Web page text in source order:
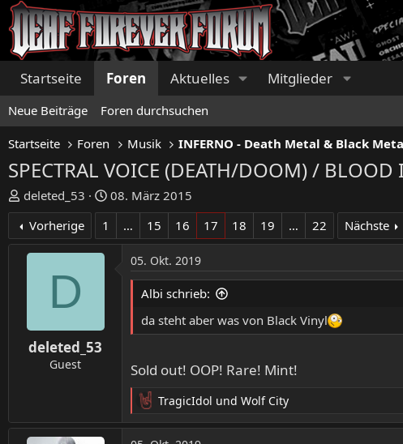
Startseite Foren Aktuelles Mitglieder
Neue Beiträge Foren durchsuchen
Startseite Foren Musik INFERNO - Death Metal & Black
SPECTRAL VOICE (DEATH/DOOM) / BLOOD
E
r
t
r
deleted_53
E
r
t
08. März 2015
Vorherige
1 … 15 16 17 18 19 … 22 Nächste
D
deleted_53
Guest
05. Okt. 2019
Albi schrieb:
da steht aber was von Black Vinyl
Sold out! OOP! Rare! Mint!
R
e
a
TragicIdol und Wolf City